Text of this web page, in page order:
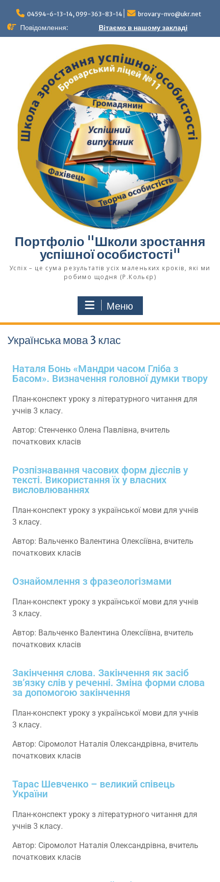
04594-6-13-14, 099-363-83-14 brovary-nvo@ukr.net
Повідомлення: Вітаємо в нашому закладі
Портфоліо "Школи зростання
успішної особистості"
Успіх – це сума результатів усіх маленьких кроків, які ми
робимо щодня (Р.Кольєр)
Меню
Українська мова 3 клас
Наталя Бонь «Мандри часом Гліба з
Басом». Визначення головної думки твору
План-конспект уроку з літературного читання для
учнів 3 класу.
Автор: Стенченко Олена Павлівна, вчитель
початкових класів
Розпізнавання часових форм дієслів у
тексті. Використання їх у власних
висловлюваннях
План-конспект уроку з української мови для учнів
3 класу.
Автор: Вальченко Валентина Олексіївна, вчитель
початкових класів
Ознайомлення з фразеологізмами
План-конспект уроку з української мови для учнів
3 класу.
Автор: Вальченко Валентина Олексіївна, вчитель
початкових класів
Закінчення слова. Закінчення як засіб
зв’язку слів у реченні. Зміна форми слова
за допомогою закінчення
План-конспект уроку з української мови для учнів
3 класу.
Автор: Сіромолот Наталія Олександрівна, вчитель
початкових класів
Тарас Шевченко – великий співець
України
План-конспект уроку з літературного читання для
учнів 3 класу.
Автор: Сіромолот Наталія Олександрівна, вчитель
початкових класів